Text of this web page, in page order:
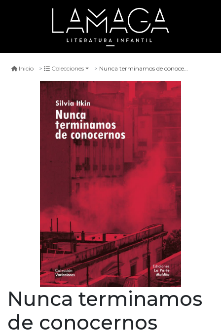
Inicio Colecciones Nunca terminamos de conocernos
Nunca terminamos
de conocernos